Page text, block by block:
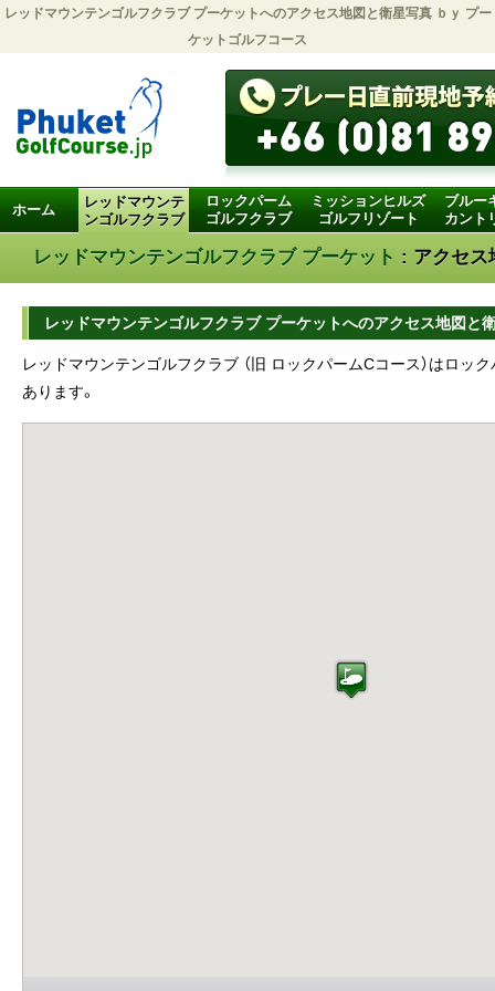
レッドマウンテンゴルフクラブ プーケットへのアクセス地図と衛星写真 ｂｙ プー
ケットゴルフコース
ホーム
レッドマウンテ
ンゴルフクラブ
ロックパーム
ゴルフクラブ
ミッションヒルズ
ゴルフリゾート
ブルー
カント
レッドマウンテンゴルフクラブ プーケット : アクセス
レッドマウンテンゴルフクラブ プーケットへのアクセス地図と
レッドマウンテンゴルフクラブ （旧 ロックパームCコース）はロッ
あります。